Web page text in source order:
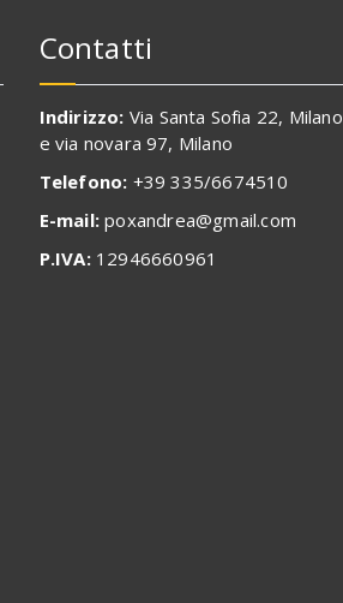
Contatti
Indirizzo: Via Santa Sofia 22, Milano
e via novara 97, Milano
Telefono: +39 335/6674510
E-mail:poxandrea@gmail.com
P.IVA:12946660961